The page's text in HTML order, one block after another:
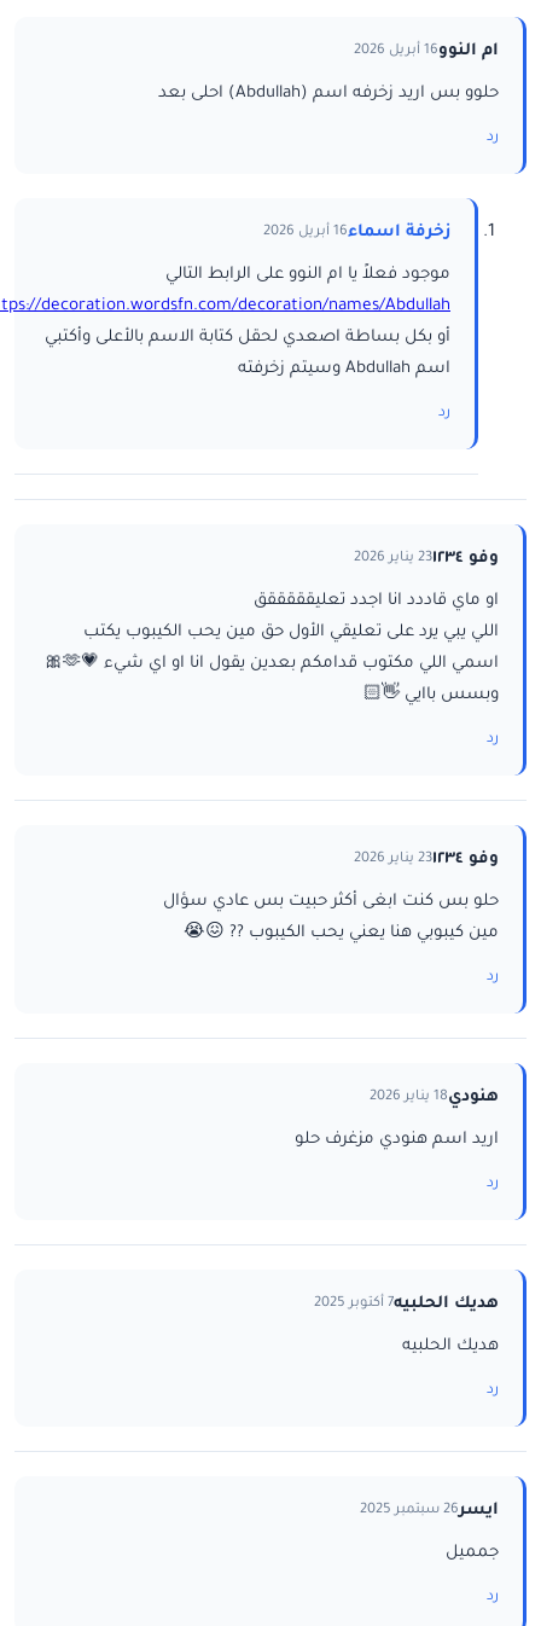
ام النوو16 أبريل 2026
حلوو بس اريد زخرفه اسم (Abdullah) احلى بعد
رد
زخرفة اسماء16 أبريل 2026
موجود فعلاً يا ام النوو على الرابط التالي
decoration.wordsfn.com/decoration/names/Abdullah/
أو بكل بساطة اصعدي لحقل كتابة الاسم بالأعلى وأكتبي
اسم Abdullah وسيتم زخرفته
رد
وفو ١٢٣٤ 23 يناير 2026
او ماي قاددد انا اجدد تعليقققققق
اللي يبي يرد على تعليقي الأول حق مين يحب الكيبوب يكتب
اسمي اللي مكتوب قدامكم بعدين يقول انا او اي شيء 💗🫶🎀
وبسس باايي 👋🏻
رد
وفو ١٢٣٤ 23 يناير 2026
حلو بس كنت ابغى أكثر حبيت بس عادي سؤال
مين كيبوبي هنا يعني يحب الكيبوب ?? 😖😭
رد
هنودي18 يناير 2026
اريد اسم هنودي مزغرف حلو
رد
هديك الحلبيه7 أكتوبر 2025
هديك الحلبيه
رد
ايسر26 سبتمبر 2025
جمميل
رد